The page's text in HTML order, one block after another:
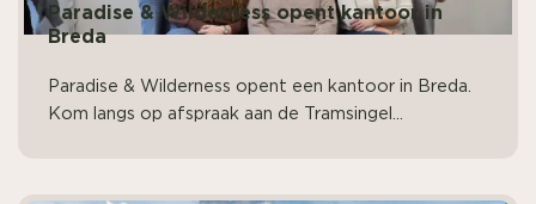
Paradise & Wilderness opent kantoor in
Breda
Paradise & Wilderness opent een kantoor in Breda.
Kom langs op afspraak aan de Tramsingel...